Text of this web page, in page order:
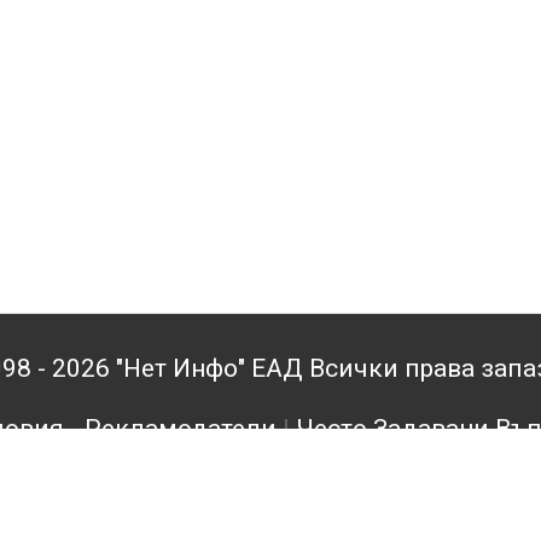
- 2026 "Нет Инфо" ЕАД Всички права
- Рекламодатели|Често Задавани